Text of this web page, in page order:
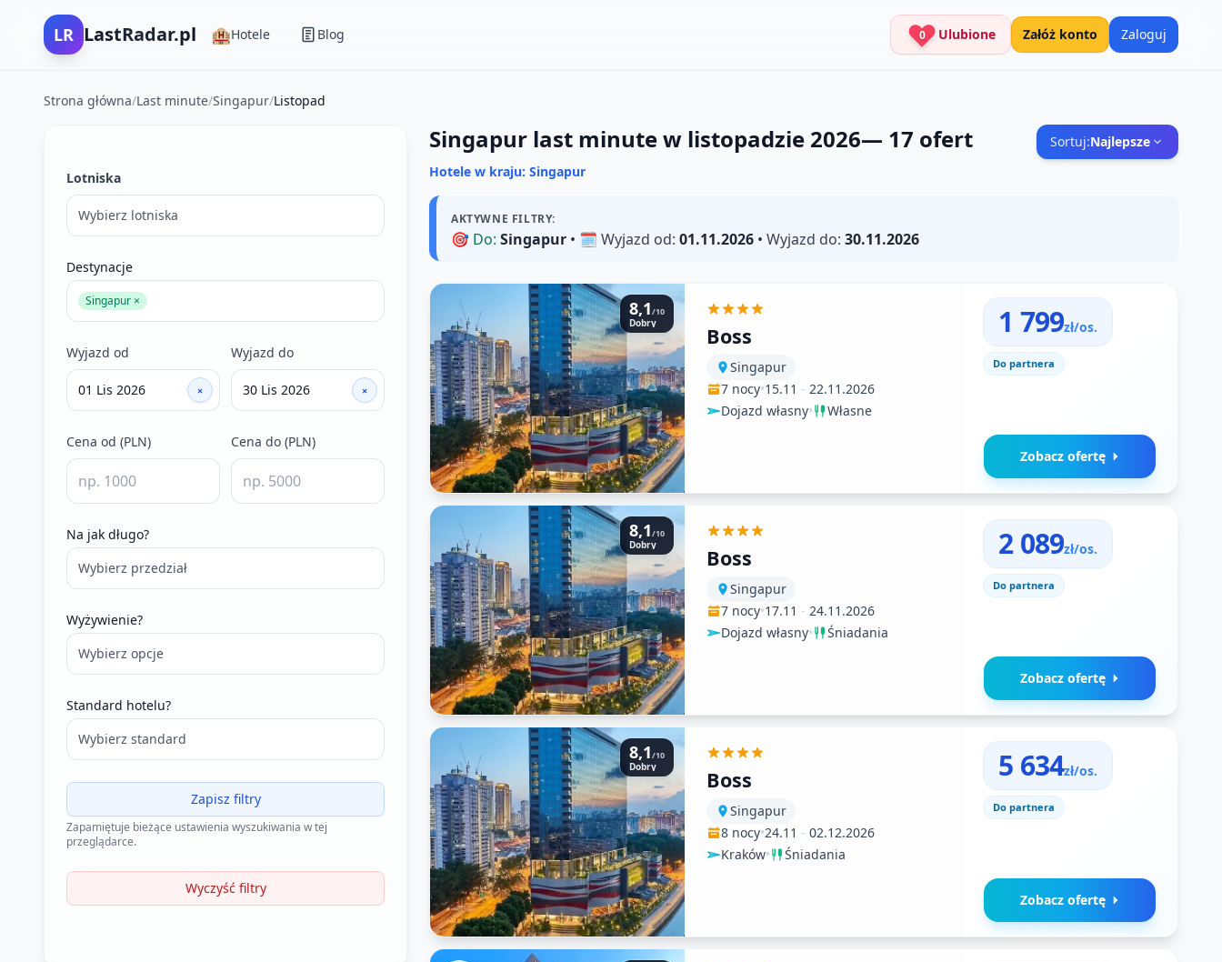
LR LastRadar.pl 🏨Hotele Blog 0 Ulubione Załóż konto Zaloguj
Strona główna/Last minute/Singapur/Listopad
Lotniska
Wybierz lotniska
Destynacje
Singapur ×
Wyjazd od
×
Wyjazd do
×
Cena od (PLN) Cena do (PLN)
Na jak długo?
Wybierz przedział
Wyżywienie?
Wybierz opcje
Standard hotelu?
Wybierz standard
Zapisz filtry
Zapamiętuje bieżące ustawienia wyszukiwania w tej
przeglądarce.
Wyczyść filtry
Singapur last minute w listopadzie 2026— 17 ofert Sortuj:Najlepsze
Hotele w kraju: Singapur
AKTYWNE FILTRY:
🎯 Do: Singapur • 🗓️ Wyjazd od: 01.11.2026 • Wyjazd do: 30.11.2026
8,1/10
Dobry Boss
Singapur
7 nocy•15.11 - 22.11.2026
Dojazd własny• Własne
1 799zł/os.
Do partnera
Zobacz ofertę
8,1/10
Dobry Boss
Singapur
7 nocy•17.11 - 24.11.2026
Dojazd własny• Śniadania
2 089zł/os.
Do partnera
Zobacz ofertę
8,1/10
Dobry Boss
Singapur
8 nocy•24.11 - 02.12.2026
Kraków• Śniadania
5 634zł/os.
Do partnera
Zobacz ofertę